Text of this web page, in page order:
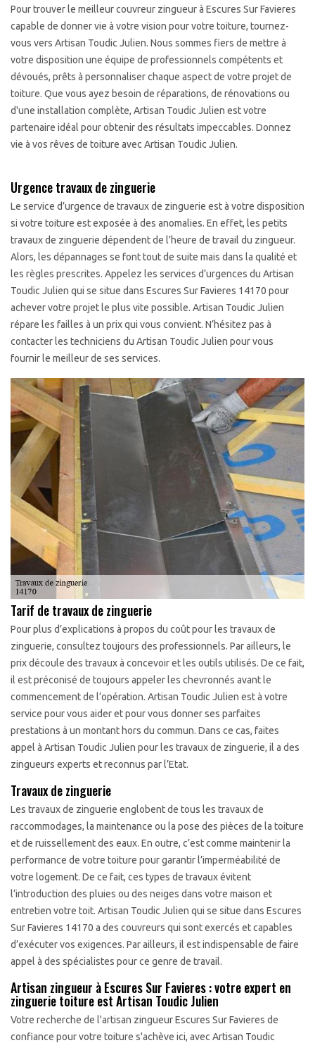
Pour trouver le meilleur couvreur zingueur à Escures Sur Favieres
capable de donner vie à votre vision pour votre toiture, tournez-
vous vers Artisan Toudic Julien. Nous sommes fiers de mettre à
votre disposition une équipe de professionnels compétents et
dévoués, prêts à personnaliser chaque aspect de votre projet de
toiture. Que vous ayez besoin de réparations, de rénovations ou
d'une installation complète, Artisan Toudic Julien est votre
partenaire idéal pour obtenir des résultats impeccables. Donnez
vie à vos rêves de toiture avec Artisan Toudic Julien.
Urgence travaux de zinguerie
Le service d’urgence de travaux de zinguerie est à votre disposition
si votre toiture est exposée à des anomalies. En effet, les petits
travaux de zinguerie dépendent de l’heure de travail du zingueur.
Alors, les dépannages se font tout de suite mais dans la qualité et
les règles prescrites. Appelez les services d’urgences du Artisan
Toudic Julien qui se situe dans Escures Sur Favieres 14170 pour
achever votre projet le plus vite possible. Artisan Toudic Julien
répare les failles à un prix qui vous convient. N’hésitez pas à
contacter les techniciens du Artisan Toudic Julien pour vous
fournir le meilleur de ses services.
Tarif de travaux de zinguerie
Pour plus d’explications à propos du coût pour les travaux de
zinguerie, consultez toujours des professionnels. Par ailleurs, le
prix découle des travaux à concevoir et les outils utilisés. De ce fait,
il est préconisé de toujours appeler les chevronnés avant le
commencement de l’opération. Artisan Toudic Julien est à votre
service pour vous aider et pour vous donner ses parfaites
prestations à un montant hors du commun. Dans ce cas, faites
appel à Artisan Toudic Julien pour les travaux de zinguerie, il a des
zingueurs experts et reconnus par l’Etat.
Travaux de zinguerie
Les travaux de zinguerie englobent de tous les travaux de
raccommodages, la maintenance ou la pose des pièces de la toiture
et de ruissellement des eaux. En outre, c’est comme maintenir la
performance de votre toiture pour garantir l’imperméabilité de
votre logement. De ce fait, ces types de travaux évitent
l’introduction des pluies ou des neiges dans votre maison et
entretien votre toit. Artisan Toudic Julien qui se situe dans Escures
Sur Favieres 14170 a des couvreurs qui sont exercés et capables
d’exécuter vos exigences. Par ailleurs, il est indispensable de faire
appel à des spécialistes pour ce genre de travail.
Artisan zingueur à Escures Sur Favieres : votre expert en
zinguerie toiture est Artisan Toudic Julien
Votre recherche de l'artisan zingueur Escures Sur Favieres de
confiance pour votre toiture s'achève ici, avec Artisan Toudic